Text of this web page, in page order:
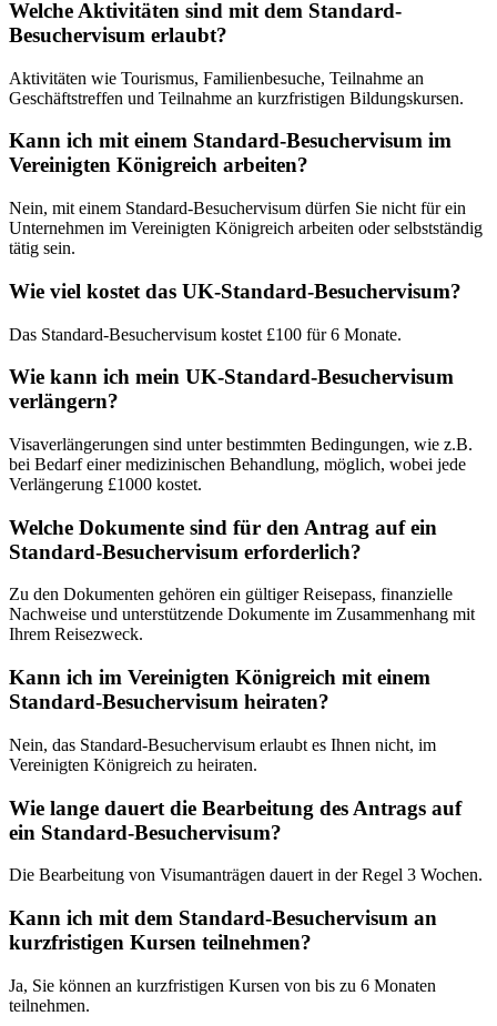
Welche Aktivitäten sind mit dem Standard-
Besuchervisum erlaubt?
Aktivitäten wie Tourismus, Familienbesuche, Teilnahme an
Geschäftstreffen und Teilnahme an kurzfristigen Bildungskursen.
Kann ich mit einem Standard-Besuchervisum im
Vereinigten Königreich arbeiten?
Nein, mit einem Standard-Besuchervisum dürfen Sie nicht für ein
Unternehmen im Vereinigten Königreich arbeiten oder selbstständig
tätig sein.
Wie viel kostet das UK-Standard-Besuchervisum?
Das Standard-Besuchervisum kostet £100 für 6 Monate.
Wie kann ich mein UK-Standard-Besuchervisum
verlängern?
Visaverlängerungen sind unter bestimmten Bedingungen, wie z.B.
bei Bedarf einer medizinischen Behandlung, möglich, wobei jede
Verlängerung £1000 kostet.
Welche Dokumente sind für den Antrag auf ein
Standard-Besuchervisum erforderlich?
Zu den Dokumenten gehören ein gültiger Reisepass, finanzielle
Nachweise und unterstützende Dokumente im Zusammenhang mit
Ihrem Reisezweck.
Kann ich im Vereinigten Königreich mit einem
Standard-Besuchervisum heiraten?
Nein, das Standard-Besuchervisum erlaubt es Ihnen nicht, im
Vereinigten Königreich zu heiraten.
Wie lange dauert die Bearbeitung des Antrags auf
ein Standard-Besuchervisum?
Die Bearbeitung von Visumanträgen dauert in der Regel 3 Wochen.
Kann ich mit dem Standard-Besuchervisum an
kurzfristigen Kursen teilnehmen?
Ja, Sie können an kurzfristigen Kursen von bis zu 6 Monaten
teilnehmen.